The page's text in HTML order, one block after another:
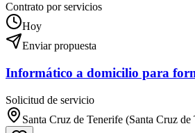
Contrato por servicios
Hoy
Enviar propuesta
Informático a domicilio para
Solicitud de servicio
Santa Cruz de Tenerife (Santa Cruz de